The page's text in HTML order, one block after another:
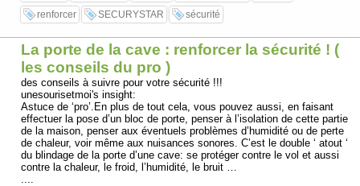
renforcer
SECURYSTAR sécurité
La porte de la cave : renforcer la sécurité ! (
les conseils du pro )
des conseils à suivre pour votre sécurité !!!
unesourisetmoi's insight:
Astuce de ‘pro’.En plus de tout cela, vous pouvez aussi, en faisant
effectuer la pose d’un bloc de porte, penser à l’isolation de cette partie
de la maison, penser aux éventuels problèmes d’humidité ou de perte
de chaleur, voir même aux nuisances sonores. C’est le double ‘ atout ‘
du blindage de la porte d’une cave: se protéger contre le vol et aussi
contre la chaleur, le froid, l’humidité, le bruit …
....